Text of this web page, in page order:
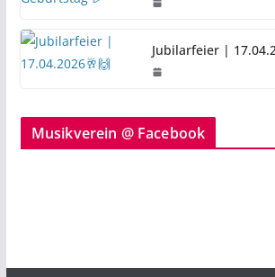
Jubilarfeier |
Musikverein @ Facebook